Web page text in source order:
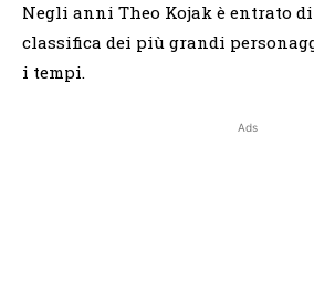
Negli anni Theo Kojak è entrato
classifica dei più grandi
i tempi.
Ads